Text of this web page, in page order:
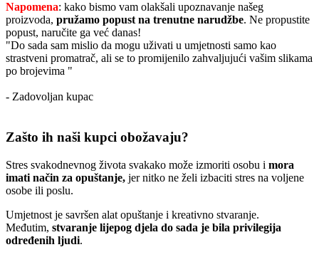
Napomena: kako bismo vam olakšali upoznavanje našeg
proizvoda, pružamo popust na trenutne narudžbe. Ne propustite
popust, naručite ga već danas!
"Do sada sam mislio da mogu uživati u umjetnosti samo kao
strastveni promatrač, ali se to promijenilo zahvaljujući vašim slikama
po brojevima "
- Zadovoljan kupac
Zašto ih naši kupci obožavaju?
Stres svakodnevnog života svakako može izmoriti osobu i mora
imati način za opuštanje, jer nitko ne želi izbaciti stres na voljene
osobe ili poslu.
Umjetnost je savršen alat opuštanje i kreativno stvaranje.
Međutim, stvaranje lijepog djela do sada je bila privilegija
određenih ljudi.